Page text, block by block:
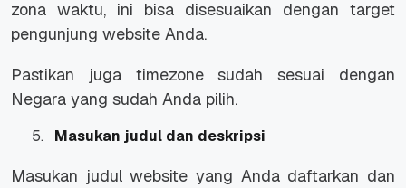
zona waktu, ini bisa disesuaikan dengan target
pengunjung website Anda.
Pastikan juga timezone sudah sesuai dengan
Negara yang sudah Anda pilih.
Masukan judul dan deskripsi
Masukan judul website yang Anda daftarkan dan